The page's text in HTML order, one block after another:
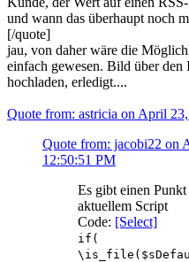
und wann das überhaupt noch
[/quote]
jau, von daher wäre die
einfach gewesen. Bild über den
hochladen, erledigt....
Quote from: astricia on April
Quote from: jacobi22 on
12:50:51 PM
Es gibt einen
aktuellem Script
Code: [Select]
if(